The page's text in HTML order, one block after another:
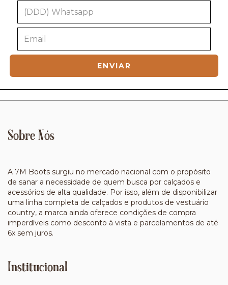
Sobre Nós
A 7M Boots surgiu no mercado nacional com o propósito
de sanar a necessidade de quem busca por calçados e
acessórios de alta qualidade. Por isso, além de disponibilizar
uma linha completa de calçados e produtos de vestuário
country, a marca ainda oferece condições de compra
imperdíveis como desconto à vista e parcelamentos de até
6x sem juros.
Institucional